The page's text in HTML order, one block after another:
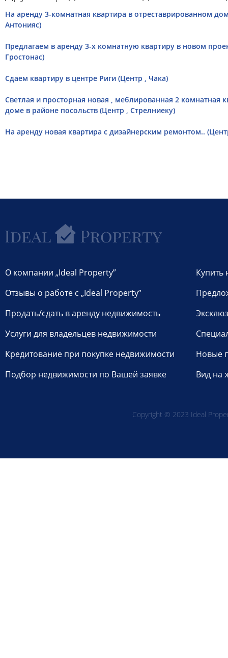
На аренду 3-комнатная квартира в отреставрированном
Антонияс)
Предлагаем в аренду 3-х комнатную квартиру в новом
Гростонас)
Сдаем квартиру в центре Риги (Центр , Чака)
Светлая и просторная новая , меблированная 2 комнатная
доме в районе посольств (Центр , Стрелниеку)
На аренду новая квартира с дизайнерским ремонтом..
О компании „Ideal Property”
Отзывы о работе с „Ideal Property”
Продать/сдать в аренду недвижимость
Услуги для владельцев недвижимости
Кредитование при покупке недвижимости
Подбор недвижимости по Вашей заявке
Купить
Новые
Вид на
Copyright © 2023 Ideal